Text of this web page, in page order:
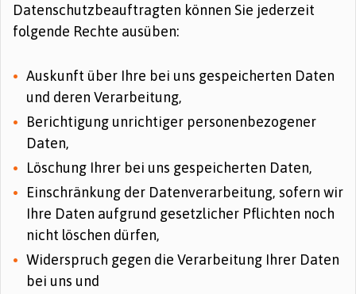
Datenschutzbeauftragten können Sie jederzeit
folgende Rechte ausüben:
Auskunft über Ihre bei uns gespeicherten Daten
und deren Verarbeitung,
Berichtigung unrichtiger personenbezogener
Daten,
Löschung Ihrer bei uns gespeicherten Daten,
Einschränkung der Datenverarbeitung, sofern wir
Ihre Daten aufgrund gesetzlicher Pflichten noch
nicht löschen dürfen,
Widerspruch gegen die Verarbeitung Ihrer Daten
bei uns und